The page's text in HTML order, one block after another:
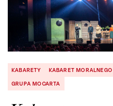
KABARETY KABARET MORALNEGO
GRUPA MOCARTA